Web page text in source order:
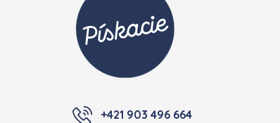
+421 903 496 664